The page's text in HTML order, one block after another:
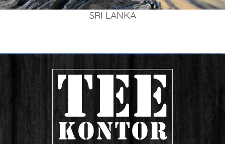
SRI LAN­KA